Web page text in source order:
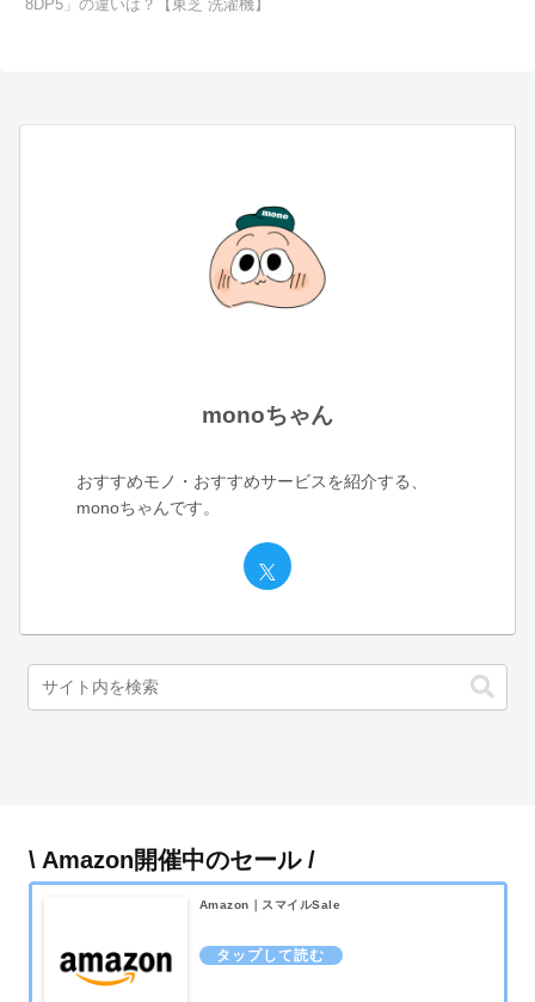
8DP5」の違いは？【東芝 洗濯機】
monoちゃん
おすすめモノ・おすすめサービスを紹介する、
monoちゃんです。
\ Amazon開催中のセール /
Amazon｜スマイルSale